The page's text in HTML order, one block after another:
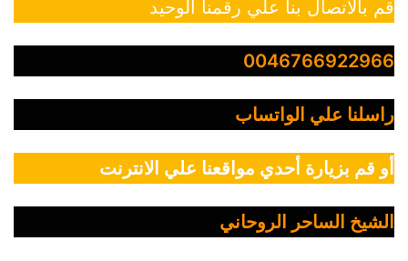
قم بالاتصال بنا علي رقمنا الوحيد
0046766922966
راسلنا علي الواتساب
أو قم بزيارة أحدي مواقعنا علي الانترنت
الشيخ الساحر الروحاني